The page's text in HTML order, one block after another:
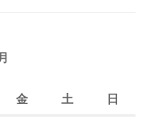
金 土 日